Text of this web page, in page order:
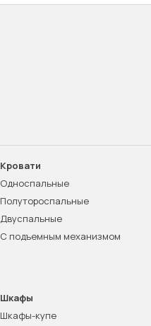
Кровати
Односпальные
Полутороспальные
Двуспальные
С подъемным механизмом
Шкафы
Шкафы-купе